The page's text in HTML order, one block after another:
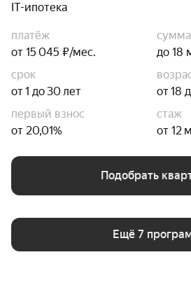
IT-ипотека
платёж
от 15 045 ₽/мес.
сумма
до 18
срок
от 1 до 30 лет
от 18
первый взнос
от 20,01%
стаж
от 12
Подобрать
Ещё 7